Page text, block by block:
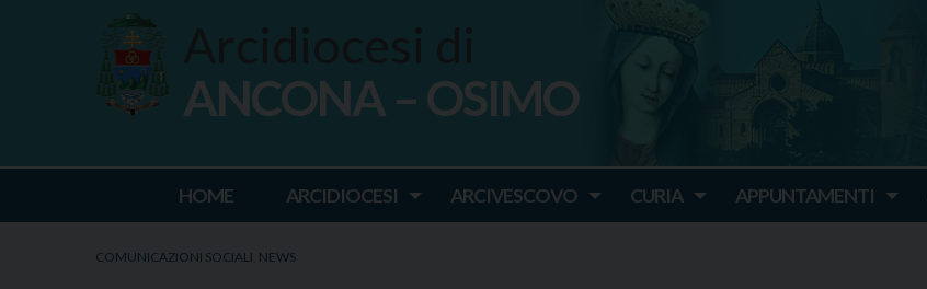
Ancona Osimo
ANCONA – OSIMO
HOME ARCIDIOCESI ARCIVESCOVO CURIA APPUNTAMENTI
COMUNICAZIONI SOCIALI NEWS